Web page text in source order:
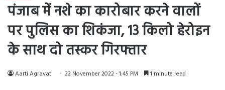
पंजाब में नशे का कारोबार करने वालों
पर पुलिस का शिकंजा, 13 किलो हेरोइन
के साथ दो तस्कर गिरफ्तार
Aarti Agravat 22 November 2022 - 1:45 PM 1 minute read